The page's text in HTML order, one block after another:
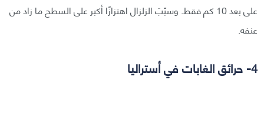
على بعد 10 كم فقط. وسبّبَ الزلزال اهتزازًا أكبر على السطح ما زاد من
عنفه.
4- حرائق الغابات في أستراليا